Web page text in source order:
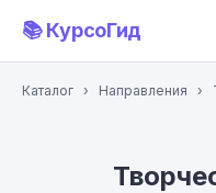
📚 КурсоГид
Каталог › Направления ›